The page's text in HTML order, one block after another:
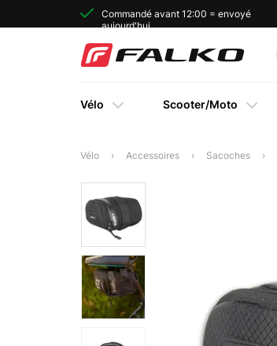
Commandé avant 12:00 = envoyé
aujourd'hui
Vélo Scooter/Moto
Vélo Accessoires Sacoches